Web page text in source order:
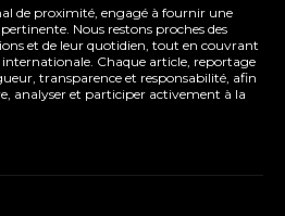
de proximité, engagé à fournir une
Nous restons proches des
et de leur quotidien, tout en couvrant
internationale. Chaque article, reportage
transparence et responsabilité, afin
analyser et participer activement à la